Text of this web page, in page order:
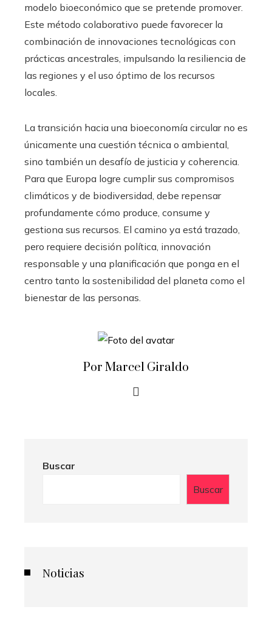
modelo bioeconómico que se pretende promover.
Este método colaborativo puede favorecer la
combinación de innovaciones tecnológicas con
prácticas ancestrales, impulsando la resiliencia de
las regiones y el uso óptimo de los recursos
locales.
La transición hacia una bioeconomía circular no es
únicamente una cuestión técnica o ambiental,
sino también un desafío de justicia y coherencia.
Para que Europa logre cumplir sus compromisos
climáticos y de biodiversidad, debe repensar
profundamente cómo produce, consume y
gestiona sus recursos. El camino ya está trazado,
pero requiere decisión política, innovación
responsable y una planificación que ponga en el
centro tanto la sostenibilidad del planeta como el
bienestar de las personas.
Por Marcel Giraldo
Buscar
Buscar
Noticias